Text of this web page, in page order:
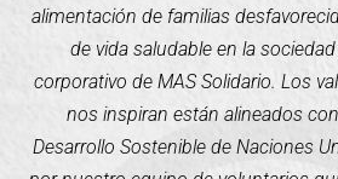
alimentación de familias
de vida saludable en la
corporativo de MAS Solidario. Los
nos inspiran están alineados
Desarrollo Sostenible de Naciones